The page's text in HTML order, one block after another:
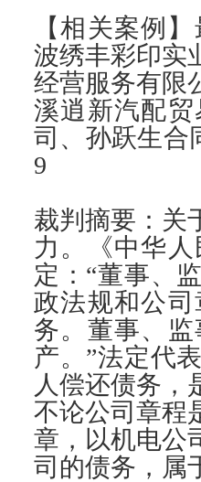
【相关案例 】
波绣丰彩印实
经营服务有限
溪逍新汽配
司 、 孙跃生合
9
裁判摘要 ： 关
力 。《中华
定 ：“董事、
政法规和公司
务。 董事、
产。”法定代
人偿还债务 ，
不论公司章程
章 ， 以机电公
司的债务 ， 属